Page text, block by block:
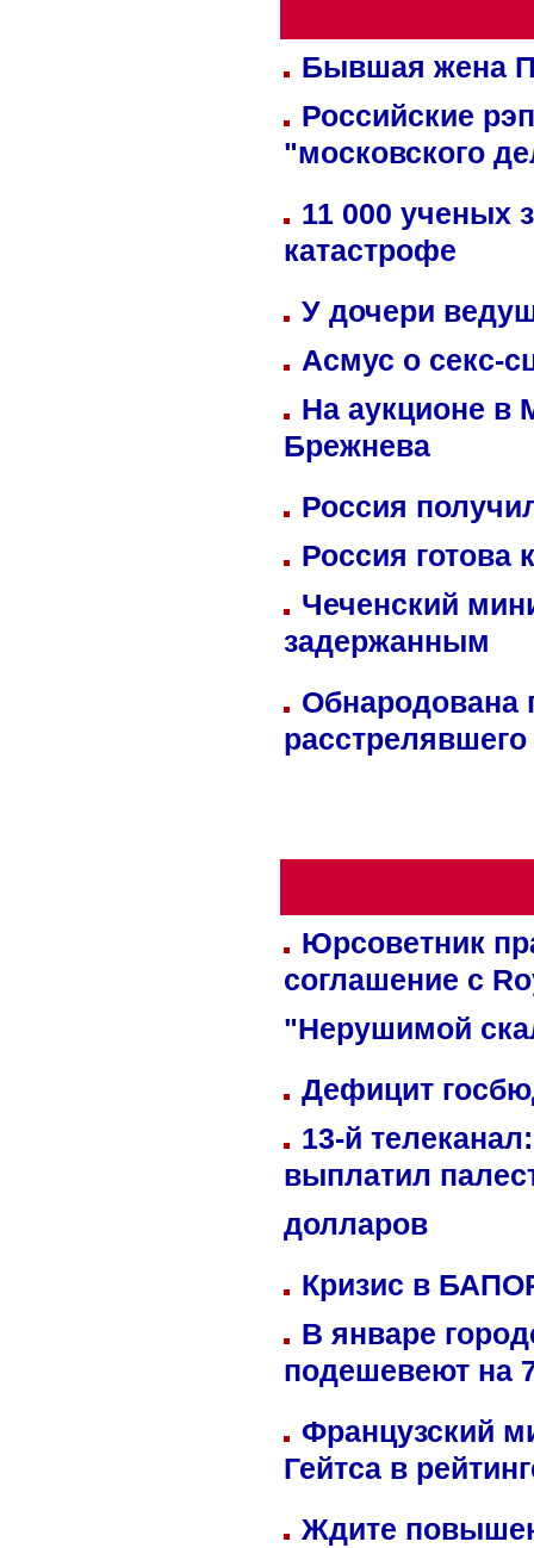
Бывшая жена
Российские
"московского
11 000 ученых
катастрофе
У дочери
Асмус о секс-
На аукционе в
Брежнева
Россия
Россия готова
Чеченский
задержанным
Обнародована
Юрсоветник
соглашение с
"Нерушимой
Дефицит
13-й
выплатил
долларов
Кризис в
В январе
подешевеют на
Французский
Гейтса в
Ждите